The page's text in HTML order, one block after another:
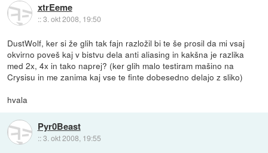
xtrEeme
::3. okt 2008, 19:50
DustWolf, ker si že glih tak fajn razložil bi te še prosil da mi vsaj
okvirno poveš kaj v bistvu dela anti aliasing in kakšna je razlika
med 2x, 4x in tako naprej? (ker glih malo testiram mašino na
Crysisu in me zanima kaj vse te finte dobesedno delajo z sliko)
hvala
Pyr0Beast
::3. okt 2008, 19:55